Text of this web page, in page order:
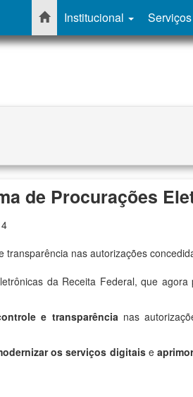
Institucional Serviços
de Procurações
nas autorizações
da Receita Federal, que
e transparêncianas
os serviços digitaise